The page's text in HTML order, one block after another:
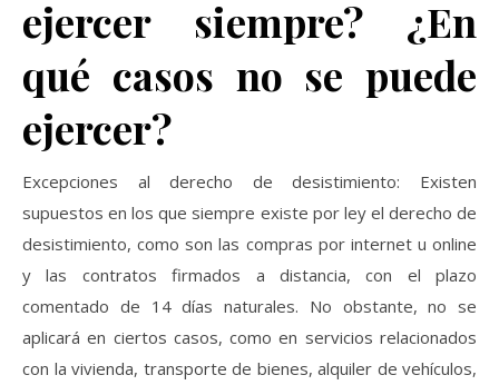
ejercer siempre? ¿En
qué casos no se puede
ejercer?
Excepciones al derecho de desistimiento: Existen
supuestos en los que siempre existe por ley el derecho de
desistimiento, como son las compras por internet u online
y las contratos firmados a distancia, con el plazo
comentado de 14 días naturales. No obstante, no se
aplicará en ciertos casos, como en servicios relacionados
con la vivienda, transporte de bienes, alquiler de vehículos,